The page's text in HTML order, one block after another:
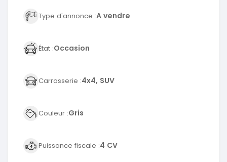
Type d'annonce :A vendre
État :Occasion
Carrosserie :4x4, SUV
Couleur :Gris
Puissance fiscale :4 CV